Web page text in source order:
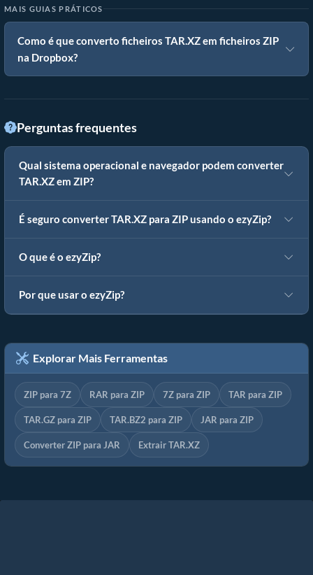
MAIS GUIAS PRÁTICOS
Como é que converto ficheiros TAR.XZ em ficheiros ZIP
na Dropbox?
Perguntas frequentes
Qual sistema operacional e navegador podem converter
TAR.XZ em ZIP?
É seguro converter TAR.XZ para ZIP usando o ezyZip?
O que é o ezyZip?
Por que usar o ezyZip?
Explorar Mais Ferramentas
ZIP para 7Z RAR para ZIP 7Z para ZIP TAR para ZIP
TAR.GZ para ZIP TAR.BZ2 para ZIP JAR para ZIP
Converter ZIP para JAR Extrair TAR.XZ